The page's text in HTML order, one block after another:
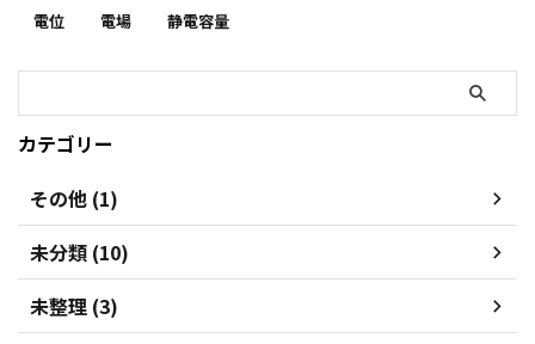
電位 電場 静電容量
カテゴリー
その他 (1)
未分類 (10)
未整理 (3)